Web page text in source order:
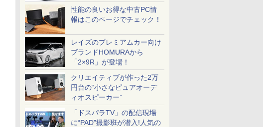
性能の良いお得な中古PC情
報はこのページでチェック！
レイズのプレミアムカー向け
ブランドHOMURAから
「2×9R」が登場！
クリエイティブが作った2万
円台の“小さなピュアオーデ
ィオスピーカー”
「ドスパラTV」の配信現場
に“PAD”撮影班が潜入!人気の